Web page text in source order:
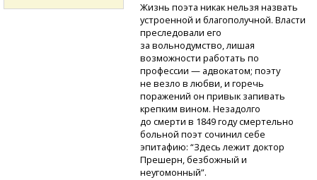
Жизнь поэта никак нельзя назвать
устроенной и благополучной. Власти
преследовали его
за вольнодумство, лишая
возможности работать по
профессии — адвокатом; поэту
не везло в любви, и горечь
поражений он привык запивать
крепким вином. Незадолго
до смерти в 1849 году смертельно
больной поэт сочинил себе
эпитафию: “Здесь лежит доктор
Прешерн, безбожный и
неугомонный”.